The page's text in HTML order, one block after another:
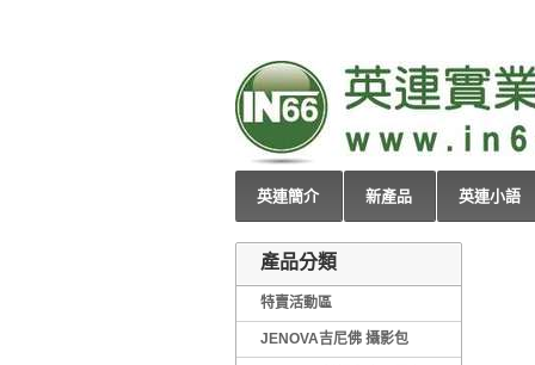
英連簡介 新產品 英連小語
產品分類
特賣活動區
JENOVA吉尼佛 攝影包